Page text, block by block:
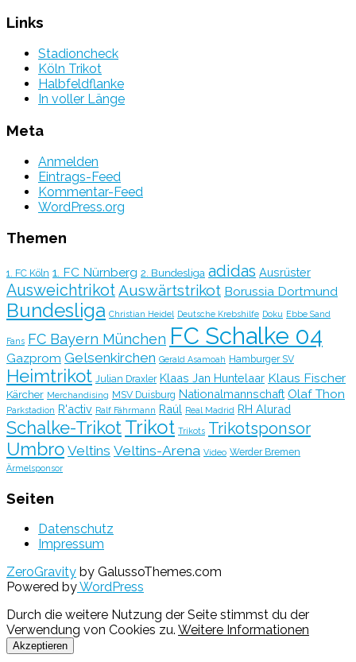
Links
Stadioncheck
Köln Trikot
Halbfeldflanke
In voller Länge
Meta
Anmelden
Eintrags-Feed
Kommentar-Feed
WordPress.org
Themen
1. FC Köln 1. FC Nürnberg 2. Bundesliga adidas Ausrüster
AusweichtrikotAuswärtstrikot Borussia Dortmund
Bundesliga Christian Heidel Deutsche Krebshilfe Doku Ebbe Sand
Fans FC Bayern München FC Schalke 04
Gazprom Gelsenkirchen Gerald Asamoah Hamburger SV
Heimtrikot Julian Draxler Klaas Jan Huntelaar Klaus Fischer
Kärcher Merchandising MSV Duisburg Nationalmannschaft Olaf Thon
Parkstadion R'activ Ralf Fährmann Raúl Real Madrid RH Alurad
Schalke-TrikotTrikot Trikots Trikotsponsor
Umbro Veltins Veltins-Arena Video Werder Bremen
Ärmelsponsor
Seiten
Datenschutz
Impressum
ZeroGravity by GalussoThemes.com
Powered byWordPress
Durch die weitere Nutzung der Seite stimmst du der
Verwendung von Cookies zu. Weitere Informationen
Akzeptieren